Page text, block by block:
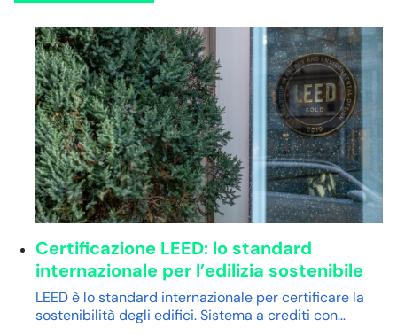
Certificazione LEED: lo standard
internazionale per l’edilizia sostenibile
LEED è lo standard internazionale per certificare la
sostenibilità degli edifici. Sistema a crediti con…